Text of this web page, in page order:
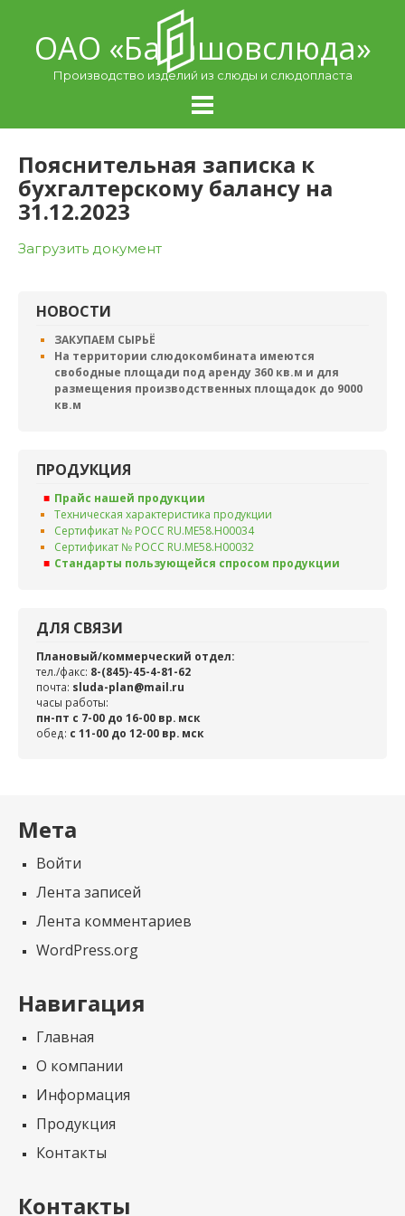
contentОАО «Балашовcлюда»
Производство изделий из слюды и слюдопласта
Пояснительная записка к
бухгалтерскому балансу на
31.12.2023
Загрузить документ
НОВОСТИ
ЗАКУПАЕМ СЫРЬЁ
На территории слюдокомбината имеются
свободные площади под аренду 360 кв.м и для
размещения производственных площадок до 9000
кв.м
ПРОДУКЦИЯ
Прайс нашей продукции
Техническая характеристика продукции
Сертификат № РОСС RU.ME58.H00034
Сертификат № РОСС RU.ME58.H00032
Стандарты пользующейся спросом продукции
ДЛЯ СВЯЗИ
Плановый/коммерческий отдел:
тел./факс: 8-(845)-45-4-81-62
почта: sluda-plan@mail.ru
часы работы:
пн-пт с 7-00 до 16-00 вр. мск
обед: c 11-00 до 12-00 вр. мск
Мета
Войти
Лента записей
Лента комментариев
WordPress.org
Навигация
Главная
О компании
Информация
Продукция
Контакты
Контакты